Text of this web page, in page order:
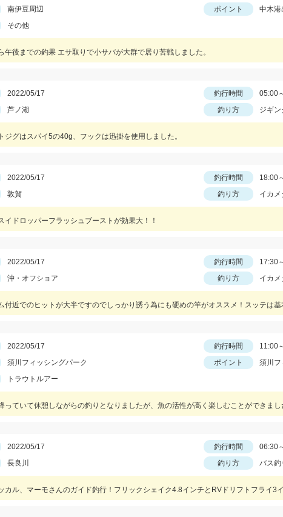
南伊豆周辺 ポイント
中木
その他
午後までの釣果 エサ取りで小サバが大群で居り苦戦しました。
2022/05/17 釣行時間
05:00
芦ノ湖 釣り方 ジギン
ジグはスパイ5の40g、フックは迅掛を使用しました。
2022/05/17 釣行時間
18:00
敦賀 釣り方 イカメ
イドロッパーフラッシュブーストが効果大！！
2022/05/17 釣行時間
17:30
沖・オフショア 釣り方 イカメ
付近でのヒットが大半ですのでしっかり誘う為にも硬めの竿がオススメ！スッテは
2022/05/17 釣行時間
11:00
須川フィッシングパーク ポイント
須川フ
トラウトルアー
2022/05/17 釣行時間
06:30
長良川 釣り方 バス釣
カル、マーモさんのガイド釣行！フリックシェイク4.8インチとRVドリフトフライ3